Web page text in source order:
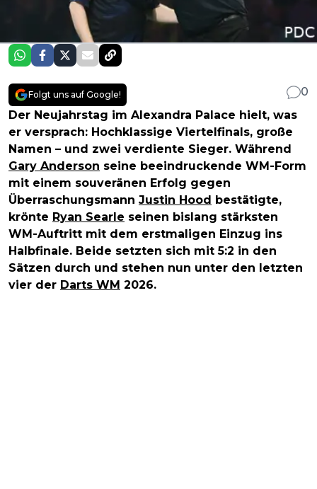
Folgt uns auf Google!
0
Der Neujahrstag im Alexandra Palace hielt, was
er versprach: Hochklassige Viertelfinals, große
Namen – und zwei verdiente Sieger. Während
Gary Anderson seine beeindruckende WM-Form
mit einem souveränen Erfolg gegen
Überraschungsmann Justin Hood bestätigte,
krönte Ryan Searle seinen bislang stärksten
WM-Auftritt mit dem erstmaligen Einzug ins
Halbfinale. Beide setzten sich mit 5:2 in den
Sätzen durch und stehen nun unter den letzten
vier der Darts WM 2026.